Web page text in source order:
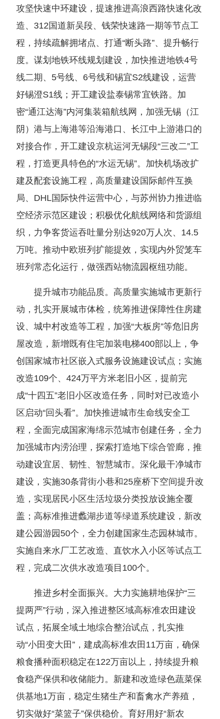
攻坚快速中环建设，提速推进高浪西路快速化改
造、312国道新吴段、钱荣快速路一期等节点工
程，持续疏解拥堵点、打通“断头路”、提升畅行
度。谋划地铁环线规划建设，加快推进地铁4号
线二期、5号线、6号线和锡宜S2线建设，运营
好锡澄S1线；开工建设盐泰锡常宜铁路。加
密“通江达海”内河集装箱航线网，加强无锡（江
阴）港与上海港等沿海港口、长江中上游港口的
对接合作，开工建设京杭运河无锡段“三改二”工
程，打造更具特色的“水运无锡”。加快机场改扩
建及配套设施工程，高质量建设国际邮件互换
局、DHL国际快件运营中心，与苏州协力推进临
空经济示范区建设；积极优化航线网络和货源组
织，力争客货运吞吐量分别达920万人次、14.5
万吨。推动中欧班列扩能提效，实现内外贸笼车
班列常态化运行，做强西站物流园枢纽功能。
提升城市功能品质。高质量实施城市更新行
动，扎实开展城市体检，统筹推进保障性住房建
设、城中村改造等工程，加强“大板房”等危旧房
屋改造，新增既有住宅加装电梯400部以上，争
创国家城市社区嵌入式服务设施建设试点；实施
改造109个、424万平方米老旧小区，提前完
成“十四五”老旧小区改造任务，同时对已改造小
区启动“回头看”。加快推进城市生命线安全工
程，全面完成国家海绵示范城市创建任务，全力
加强城市内涝治理，探索打造地下综合管廊，推
动建设宜居、韧性、智慧城市。深化最干净城市
建设，实施30条背街小巷和25座桥下空间提升改
造，实现居民小区生活垃圾分类投放设施全覆
盖；高标准推进蠡湖步道等绿道系统建设，新改
建公园游园50个，全力创建国家生态园林城市。
实施自来水厂工艺改造、直饮水入小区等试点工
程，完成二次供水改造项目100个。
推进乡村全面振兴。大力实施耕地保护“三
提两严”行动，深入推进整区域高标准农田建设
试点，拓展全域土地综合整治试点，扎实推
动“小田变大田”，建成高标准农田11万亩，确保
粮食播种面积稳定在122万亩以上，持续提升粮
食稳产保供和收储能力。新建和改造绿色蔬菜保
供基地1万亩，稳定生猪生产和畜禽水产养殖，
切实做好“菜篮子”保供稳价。育好用好“新农